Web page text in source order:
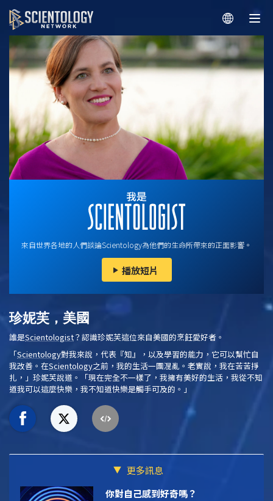
來自世界各地的人們談論Scientology為他們的生命所帶來的正面影響。
播放短片
珍妮芙，美國
誰是Scientologist？認識珍妮芙這位來自美國的烹飪愛好者。
「Scientology對我來說，代表『知』，以及學習的能力，它可以幫忙自
我改善。在Scientology之前，我的生活一團混亂。老實說，我在苦苦掙
扎，」珍妮芙說道。「現在完全不一樣了，我擁有美好的生活，我從不知
道我可以這麼快樂，我不知道快樂是觸手可及的。」
更多訊息
你對自己感到好奇嗎？